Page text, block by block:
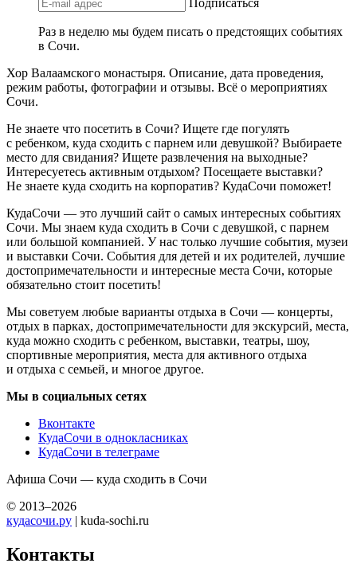
Раз в неделю мы будем писать о предстоящих событиях
в Сочи.
Хор Валаамского монастыря. Описание, дата проведения,
режим работы, фотографии и отзывы. Всё о мероприятиях
Сочи.
Не знаете что посетить в Сочи? Ищете где погулять
с ребенком, куда сходить с парнем или девушкой? Выбираете
место для свидания? Ищете развлечения на выходные?
Интересуетесь активным отдыхом? Посещаете выставки?
Не знаете куда сходить на корпоратив? КудаСочи поможет!
КудаСочи — это лучший сайт о самых интересных событиях
Сочи. Мы знаем куда сходить в Сочи с девушкой, с парнем
или большой компанией. У нас только лучшие события, музеи
и выставки Сочи. События для детей и их родителей, лучшие
достопримечательности и интересные места Сочи, которые
обязательно стоит посетить!
Мы советуем любые варианты отдыха в Сочи — концерты,
отдых в парках, достопримечательности для экскурсий, места,
куда можно сходить с ребенком, выставки, театры, шоу,
спортивные мероприятия, места для активного отдыха
и отдыха с семьей, и многое другое.
Мы в социальных сетях
Вконтакте
КудаСочи в однокласниках
КудаСочи в телеграме
Афиша Сочи — куда сходить в Сочи
© 2013–2026
кудасочи.ру | kuda-sochi.ru
Контакты